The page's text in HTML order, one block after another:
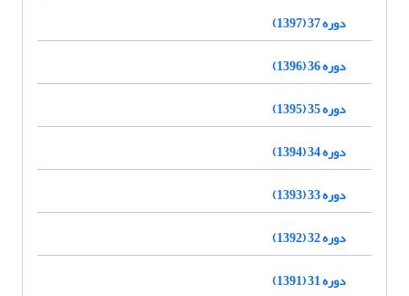
دوره 37 (1397)
دوره 36 (1396)
دوره 35 (1395)
دوره 34 (1394)
دوره 33 (1393)
دوره 32 (1392)
دوره 31 (1391)